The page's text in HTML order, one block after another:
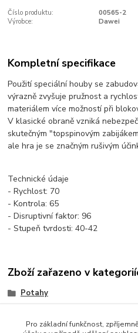
Číslo produktu:
00565-2
Výrobce:
Dawei
Kompletní specifikace
Použití speciální houby se
výrazně zvyšuje pružnost a
materiálem více možností při
V klasické obraně vzniká
skutečným "topspinovým
ale hra je se značným rušivým
Technické údaje
- Rychlost: 70
- Kontrola: 65
- Disruptivní faktor: 96
- Stupeň tvrdosti: 40-42
Zboží zařazeno v
Potahy
Pro základní funkčnost,